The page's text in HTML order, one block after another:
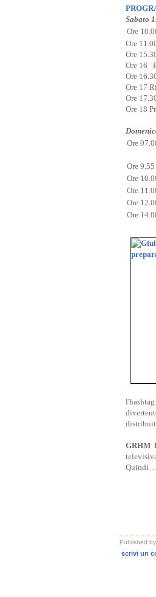
Sabato
Ore
Ore
Ore
Ore 16
Ore
Ore 17
Ore
Ore 18
Ore
Ore 9.55
Ore
Ore
Ore
Ore
GRHM
Published
scrivi un